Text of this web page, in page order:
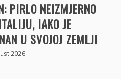
PIRLO NEIZMJERNO
IAKO JE
U SVOJOJ ZEMLJI
2026.